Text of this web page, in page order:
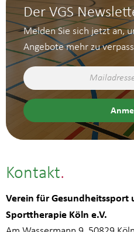
Der VGS
Melden Sie sich jetzt an,
Angebote mehr zu
Kontakt
Verein für Gesundheitssport
Sporttherapie Köln e.V.